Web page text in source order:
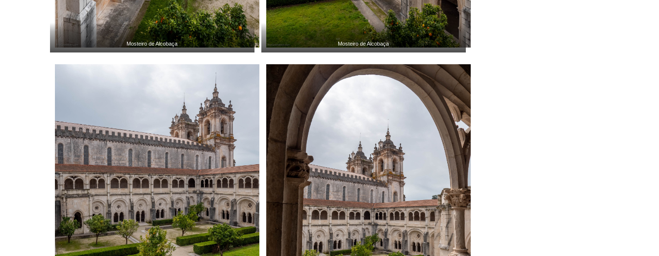
Mosteiro de Alcobaça Mosteiro de Alcobaça